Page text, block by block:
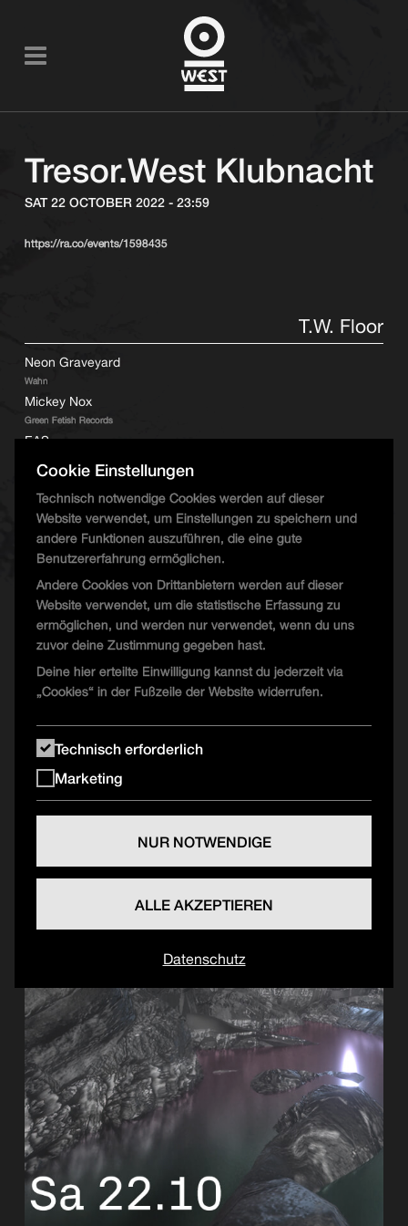
Tresor.West Klubnacht
SAT 22 OCTOBER 2022 - 23:59
https://ra.co/events/1598435
T.W. Floor
Neon Graveyard
Wahn
Mickey Nox
Green Fetish Records
EAS
UFO Floor
False Persona
Tripalium Corp
Jensen Interceptor
International Chrome
Cookie Einstellungen
Technisch notwendige Cookies werden auf dieser
Website verwendet, um Einstellungen zu speichern und
andere Funktionen auszuführen, die eine gute
Benutzererfahrung ermöglichen.
Andere Cookies von Drittanbietern werden auf dieser
Website verwendet, um die statistische Erfassung zu
ermöglichen, und werden nur verwendet, wenn du uns
zuvor deine Zustimmung gegeben hast.
Deine hier erteilte Einwilligung kannst du jederzeit via
„Cookies“ in der Fußzeile der Website widerrufen.
Technisch erforderlich
Marketing
NUR NOTWENDIGE
ALLE AKZEPTIEREN
Datenschutz